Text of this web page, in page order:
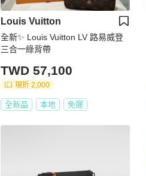
Louis Vuitton
全新✨ Louis Vuitton LV 路易威登
三合一綠背帶
TWD 57,100
現折 2,000
全新品 本地 免運